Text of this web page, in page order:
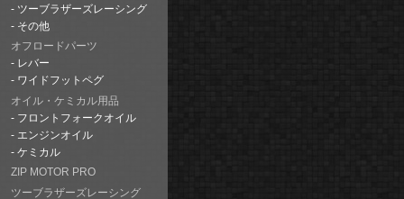
ツーブラザーズレーシング
その他
オフロードパーツ
レバー
ワイドフットペグ
オイル・ケミカル用品
フロントフォークオイル
エンジンオイル
ケミカル
ZIP MOTOR PRO
ツーブラザーズレーシング